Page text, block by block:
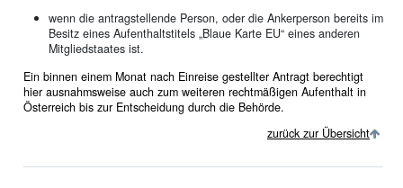
wenn die antragstellende Person, oder die Ankerperson bereits im
Besitz eines Aufenthaltstitels „Blaue Karte EU“ eines anderen
Mitgliedstaates ist.
Ein binnen einem Monat nach Einreise gestellter Antragt berechtigt
hier ausnahmsweise auch zum weiteren rechtmäßigen Aufenthalt in
Österreich bis zur Entscheidung durch die Behörde.
zurück zur Übersicht